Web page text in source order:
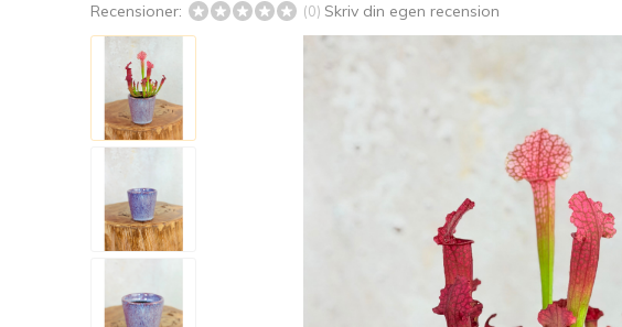
Recensioner: (0) Skriv din egen recension